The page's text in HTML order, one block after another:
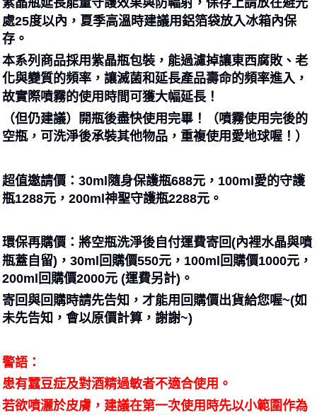
紫晶瓶延長能量守護效果與防輻射，保存上請放在避光
處25度以內，夏季高溫時建議用鋁箔袋放入冰箱內保
存。
本系列商品採用紫晶瓶包裝，能過濾掉讓東西腐敗、老
化與變質的頻率，讓滅菌和延長產品壽命的頻率進入，
故實際噴霧的使用時間可獲大幅延長！
（但仍建議）開瓶後盡快使用完畢！（噴霧使用完後的
空瓶，可洗淨後承裝其他物品，重複使用愛地球喔！）
超值邀請價：30ml隨身保護瓶688元，100ml愛的守護
瓶1288元，200ml神聖守護瓶2288元。
環保再購價：將空瓶洗淨後自付運費寄回(內裡水晶與噴
瓶蓋自留)，30ml回購價550元，100ml回購價1000元，
200ml回購價2000元 (運費另計)。
寄回與回購時請先告知，才能用回購價出貨給您喔~(如
未先告知，會以原價計算，謝謝~)
警語：
患有蠶豆症及對酒精過敏者不適合使用。
若欲噴灑於皮膚，建議在第一次使用時先以小範圍作為